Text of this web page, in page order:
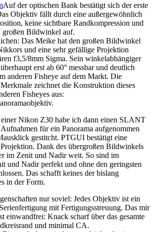
Auf der optischen Bank bestätigt sich der erste
Objektiv fällt durch eine außergewöhnlich
, keine sichtbare Randkompression und
großen Bildwinkel auf.
Das Meike hat den großen Bildwinkel
und eine sehr gefällige Projektion
f3,5/8mm Sigma. Sein winkelabhängiger
erst ab 60° messbar und deutlich
anderen Fisheye auf dem Markt. Die
zeichnet die Konstruktion dieses
Fisheyes aus:
Nikon Z30 habe ich dann einen SLANT
für ein Panorama aufgenommen
gestitcht. PTGUI bestätigt eine
Dank des übergroßen Bildwinkels
im Zenit und Nadir weit. So sind im
und Nadir perfekt und ohne den geringsten
Das schafft keines der bislang
in der Form.
nur soviel: Jedes Objektiv ist ein
mit Fertigungsstreuung. Das mir
einwandfrei: Knack scharf über das gesamte
und minimal CA.